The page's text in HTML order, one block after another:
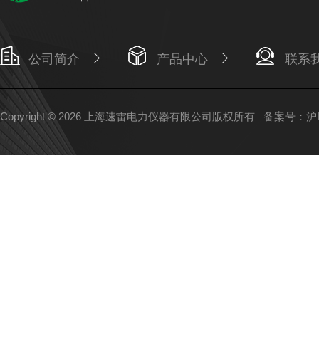
公司简介 产品中心 联系
Copyright © 2026 上海速雷电力仪器有限公司版权所有 备案号：